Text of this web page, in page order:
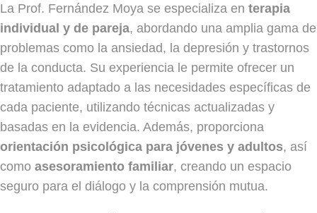
La Prof. Fernández Moya se especializa en terapia
individual y de pareja, abordando una amplia gama de
problemas como la ansiedad, la depresión y trastornos
de la conducta. Su experiencia le permite ofrecer un
tratamiento adaptado a las necesidades específicas de
cada paciente, utilizando técnicas actualizadas y
basadas en la evidencia. Además, proporciona
orientación psicológica para jóvenes y adultos, así
como asesoramiento familiar, creando un espacio
seguro para el diálogo y la comprensión mutua.